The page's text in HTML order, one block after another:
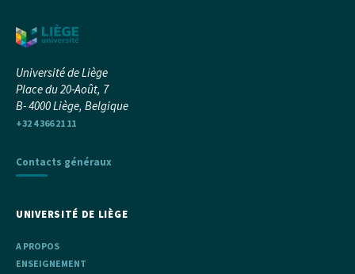
Université de Liège
Place du 20-Août, 7
B- 4000 Liège, Belgique
+32 4 366 21 11
Contacts généraux
UNIVERSITÉ DE LIÈGE
A PROPOS
ENSEIGNEMENT